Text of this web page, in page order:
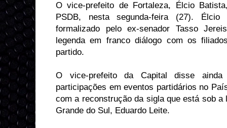
O vice-prefeito de Fortaleza, Élcio
PSDB, nesta segunda-feira (27).
formalizado pelo ex-senador Tasso
legenda em franco diálogo com os
partido.
O vice-prefeito da Capital disse
participações em eventos partidários no
com a reconstrução da sigla que está sob a
Grande do Sul, Eduardo Leite.